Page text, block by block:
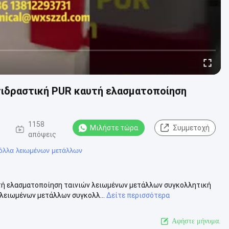
PUR καυτή ελασματοποίηση
1158
απόψεις
Μιλήστε τώρα. Συμμετοχή
λειωμένων μετάλλων
ελασματοποίηση ταινιών λειωμένων μετάλλων συγκολλητική
μετάλλων συγκολλ...
Δείτε περισσότερα
Αφήστε μήνυμα.